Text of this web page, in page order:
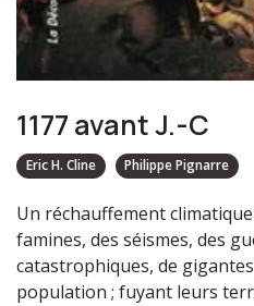
1177 avant J.-C
Eric H. Cline Philippe Pignarre
Un réchauffement
famines, des séismes, des
catastrophiques, de
population ; fuyant leurs